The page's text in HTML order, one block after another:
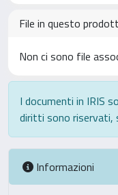
File in questo
Non ci sono file
I documenti in IRIS
diritti sono riservati,
Informazioni